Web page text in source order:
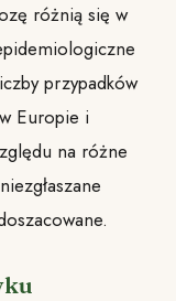
różnią się w
przypadków
Europie i
na różne